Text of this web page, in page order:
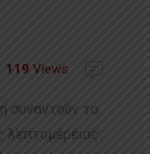
119 Views
συναντούν το
λεπτομέρειας